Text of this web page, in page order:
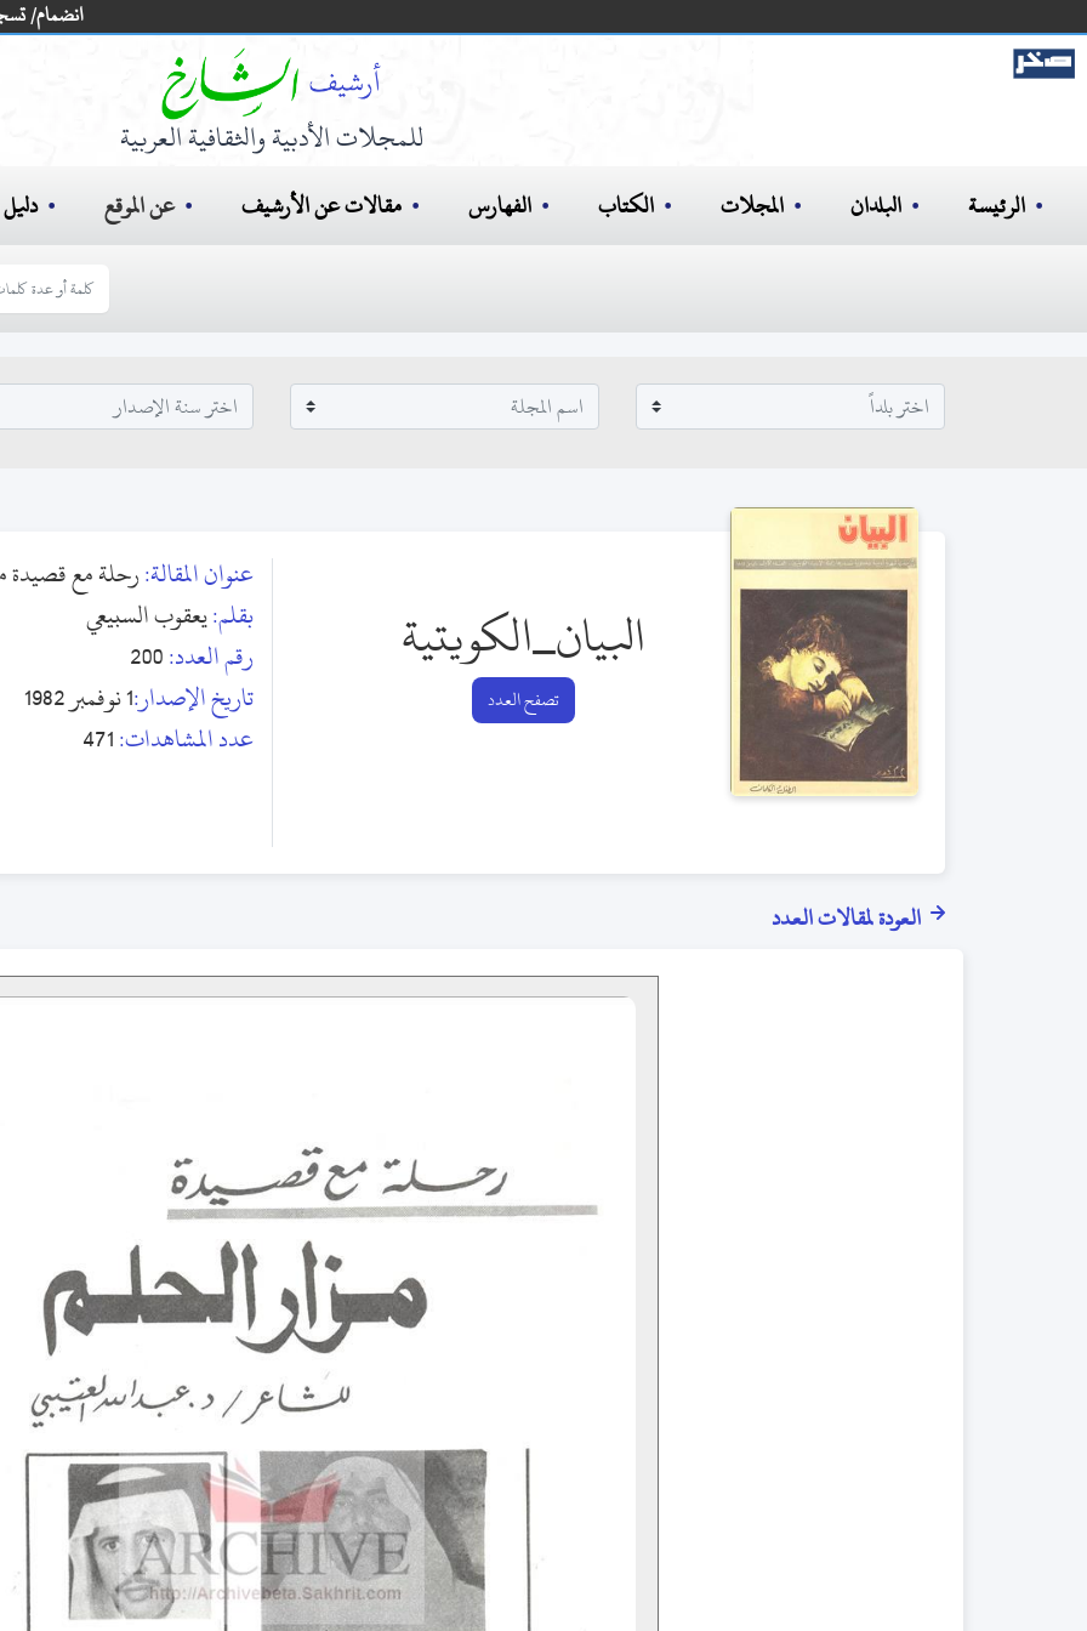
انضمام/
للمجلات الأدبية والثقافية العربية
الرئيسة البلدان المجلات الكتاب الفهارس مقالات عن الأرشيف عن الموقع دليل
البيان_الكويتية
تصفح العدد
عنوان المقالة:رحلة مع قصيدة
بقلم:يعقوب السبيعي
رقم العدد:200
تاريخ الإصدار:1 نوفمبر 1982
عدد المشاهدات:471
العودة لمقالات العدد